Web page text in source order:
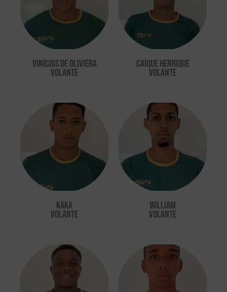
Vinícius de Oliviera
VOLANTE
Caíque Henrique
Volante
Kaka
VOLANTE
William
volante